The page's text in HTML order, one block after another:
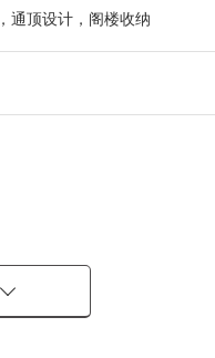
通顶设计，阁楼收纳